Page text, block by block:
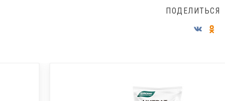
ПОДЕЛИТЬСЯ